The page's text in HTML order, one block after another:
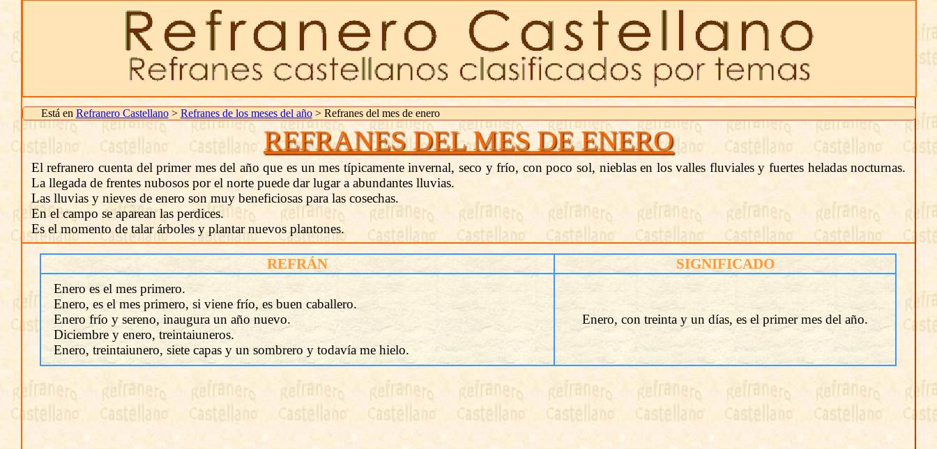
Está en Refranero Castellano> Refranes de los meses del año> Refranes del mes de enero
REFRANES DEL MES DE ENERO
El refranero cuenta del primer mes del año que es un mes típicamente invernal, seco y frío, con poco sol, nieblas en los valles fluviales y fuertes heladas nocturnas.
La llegada de frentes nubosos por el norte puede dar lugar a abundantes lluvias.
Las lluvias y nieves de enero son muy beneficiosas para las cosechas.
En el campo se aparean las perdices.
Es el momento de talar árboles y plantar nuevos plantones.
REFRÁN SIGNIFICADO
Enero es el mes primero.
Enero, es el mes primero, si viene frío, es buen caballero.
Enero frío y sereno, inaugura un año nuevo.
Diciembre y enero, treintaiuneros.
Enero, treintaiunero, siete capas y un sombrero y todavía me hielo.
Enero, con treinta y un días, es el primer mes del año.